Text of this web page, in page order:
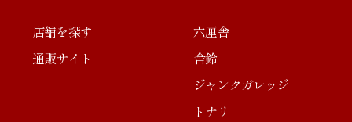
店舗を探す
通販サイト
六厘舎
舎鈴
ジャンクガレッジ
トナリ